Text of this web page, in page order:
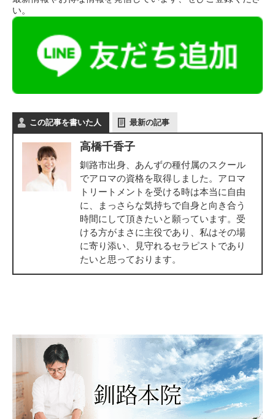
い。
この記事を書いた人 最新の記事
高橋千香子
釧路市出身、あんずの種付属のスクール
でアロマの資格を取得しました。アロマ
トリートメントを受ける時は本当に自由
に、まっさらな気持ちで自身と向き合う
時間にして頂きたいと願っています。受
ける方がまさに主役であり、私はその場
に寄り添い、見守れるセラピストであり
たいと思っております。